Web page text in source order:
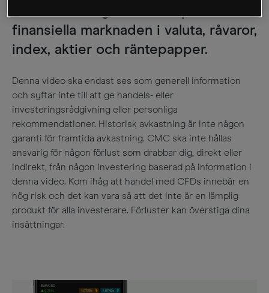
finansiella marknaden i valuta, råvaror,
index, aktier och räntepapper.
Denna video ska endast ses som generell information
och syftar inte till att ge handels- eller
investeringsrådgivning eller personliga
rekommendationer. Historisk avkastning är inte någon
garanti för framtida avkastning. CMC ska inte hållas
ansvarig för någon förlust som drabbar dig, direkt eller
indirekt, från någon investering baserad på information i
denna video. Kom ihåg att handel med CFDs innebär en
hög risk och det kan vara så att det inte är en lämplig
produkt för alla investerare. Förluster kan överstiga dina
insättningar.